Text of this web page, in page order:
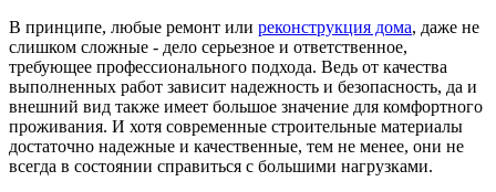
В принципе, любые ремонт или реконструкция дома, даже не
слишком сложные - дело серьезное и ответственное,
требующее профессионального подхода. Ведь от качества
выполненных работ зависит надежность и безопасность, да и
внешний вид также имеет большое значение для комфортного
проживания. И хотя современные строительные материалы
достаточно надежные и качественные, тем не менее, они не
всегда в состоянии справиться с большими нагрузками.